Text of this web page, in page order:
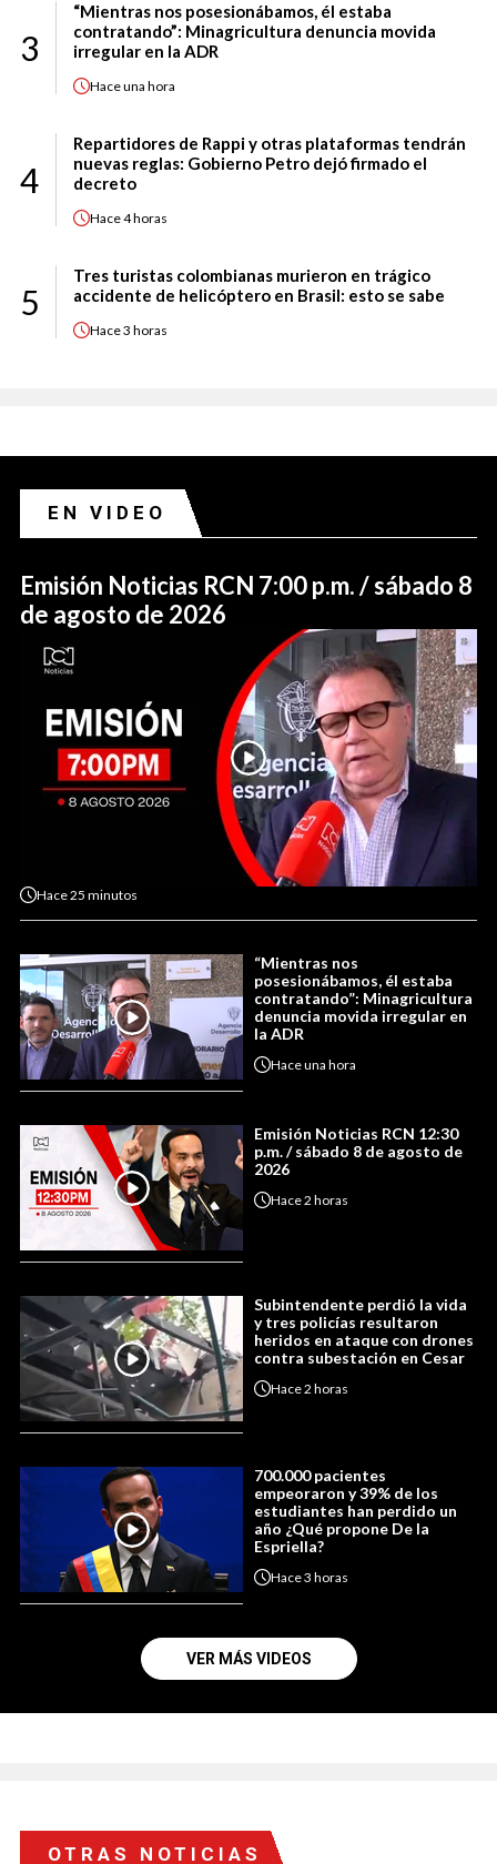
3
“Mientras nos posesionábamos, él estaba
contratando”: Minagricultura denuncia movida
irregular en la ADR
Haceuna hora
4
Repartidores de Rappi y otras plataformas tendrán
nuevas reglas: Gobierno Petro dejó firmado el
decreto
Hace4 horas
5
Tres turistas colombianas murieron en trágico
accidente de helicóptero en Brasil: esto se sabe
Hace3 horas
EN VIDEO
Emisión Noticias RCN 7:00 p.m. / sábado 8
de agosto de 2026
Hace25 minutos
“Mientras nos
posesionábamos, él estaba
contratando”: Minagricultura
denuncia movida irregular en
la ADR
Haceuna hora
Emisión Noticias RCN 12:30
p.m. / sábado 8 de agosto de
2026
Hace2 horas
Subintendente perdió la vida
y tres policías resultaron
heridos en ataque con drones
contra subestación en Cesar
Hace2 horas
700.000 pacientes
empeoraron y 39% de los
estudiantes han perdido un
año ¿Qué propone De la
Espriella?
Hace3 horas
VER MÁS VIDEOS
OTRAS NOTICIAS